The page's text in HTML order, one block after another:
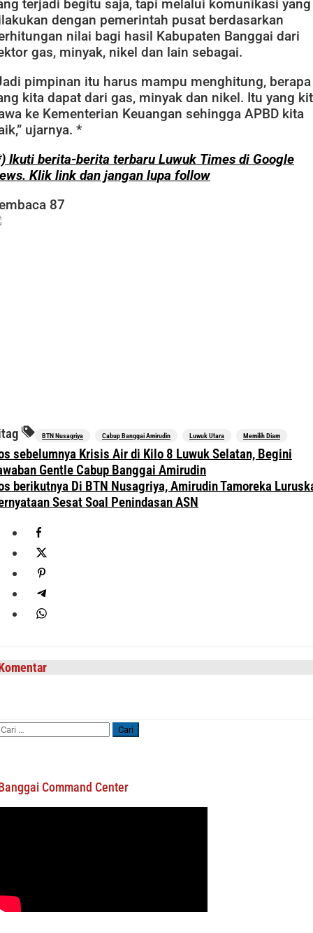
terjadi begitu saja, tapi melalui komunikasi yang
dengan pemerintah pusat berdasarkan
nilai bagi hasil Kabupaten Banggai dari
gas, minyak, nikel dan lain sebagai.
pimpinan itu harus mampu menghitung, berapa
kita dapat dari gas, minyak dan nikel. Itu yang
ke Kementerian Keuangan sehingga APBD kita
ujarnya. *
Ikuti berita-berita terbaru Luwuk Times di Google
Klik link dan jangan lupa follow
87
BTN Nusagriya Cabup Banggai Amirudin Luwuk Utara Memilih Diam
sebelumnya Krisis Air di Kilo 8 Luwuk Selatan, Begini
Gentle Cabup Banggai Amirudin
berikutnya Di BTN Nusagriya, Amirudin Tamoreka
Sesat Soal Penindasan ASN
Command Center